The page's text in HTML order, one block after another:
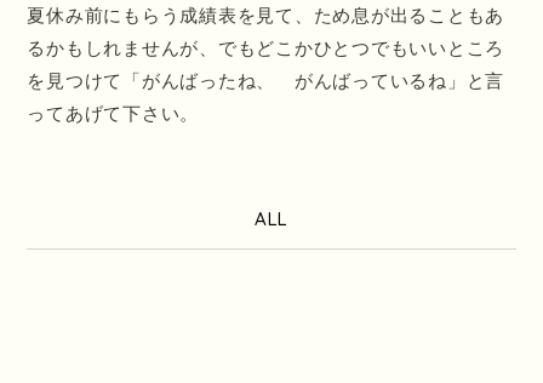
夏休み前にもらう成績表を見て、ため息が出ることもあ
るかもしれませんが、でもどこかひとつでもいいところ
を見つけて「がんばったね、 がんばっているね」と言
ってあげて下さい。
ALL